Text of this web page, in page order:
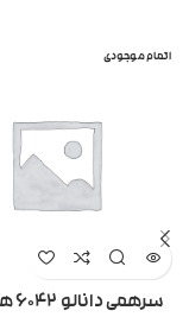
اتمام موجودی
سرهمی دانالو ۶۰۴۲ هندوانه